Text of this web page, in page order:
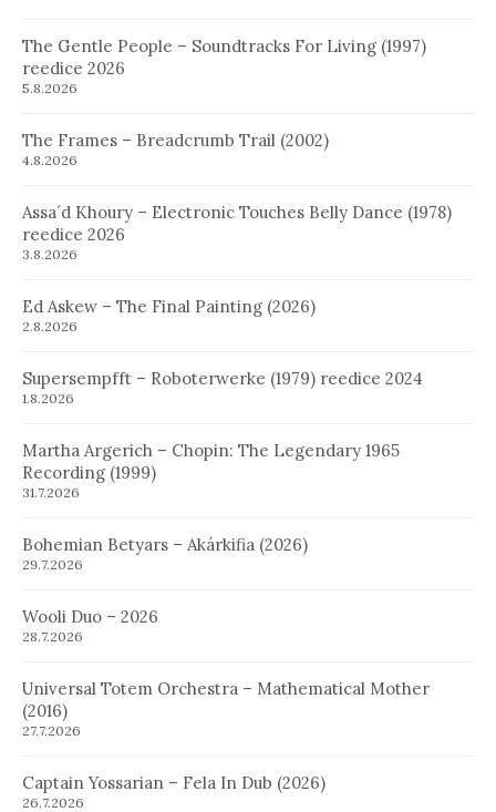
The Gentle People – Soundtracks For Living (1997)
reedice 2026
5.8.2026
The Frames – Breadcrumb Trail (2002)
4.8.2026
Assa´d Khoury – Electronic Touches Belly Dance (1978)
reedice 2026
3.8.2026
Ed Askew – The Final Painting (2026)
2.8.2026
Supersempfft – Roboterwerke (1979) reedice 2024
1.8.2026
Martha Argerich – Chopin: The Legendary 1965
Recording (1999)
31.7.2026
Bohemian Betyars – Akárkifia (2026)
29.7.2026
Wooli Duo – 2026
28.7.2026
Universal Totem Orchestra – Mathematical Mother
(2016)
27.7.2026
Captain Yossarian – Fela In Dub (2026)
26.7.2026